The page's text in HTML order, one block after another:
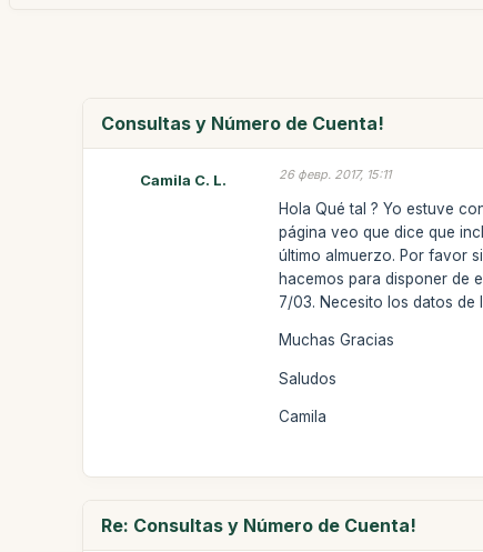
Consultas y Número de Cuenta!
Camila C. L. 26 февр. 2017, 15:11
Hola Qué tal ? Yo estuve
página veo que dice que
último almuerzo. Por favor
hacemos para disponer de
7/03. Necesito los datos de
Muchas Gracias
Saludos
Camila
Re: Consultas y Número de Cuenta!